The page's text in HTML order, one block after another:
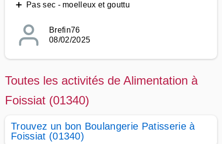
➕ Pas sec - moelleux et gouttu
Brefin76
08/02/2025
Toutes les activités de Alimentation à
Foissiat (01340)
Trouvez un bon Boulangerie Patisserie à
Foissiat (01340)